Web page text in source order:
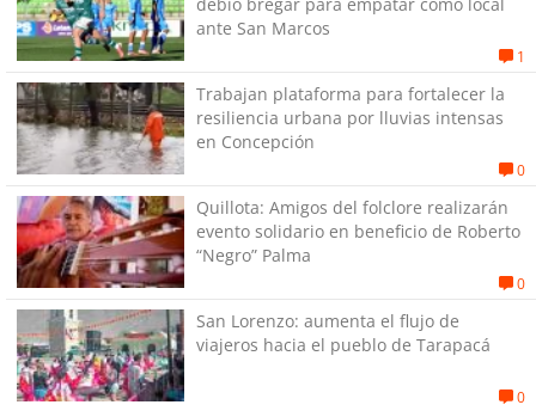
ante San Marcos
1
Trabajan plataforma para fortalecer la
resiliencia urbana por lluvias intensas
en Concepción
0
Quillota: Amigos del folclore realizarán
evento solidario en beneficio de Roberto
“Negro” Palma
0
San Lorenzo: aumenta el flujo de
viajeros hacia el pueblo de Tarapacá
0